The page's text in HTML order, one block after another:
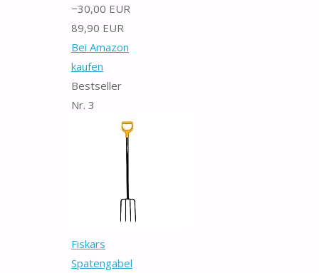
−30,00 EUR
89,90 EUR
Bei Amazon
kaufen
Bestseller
Nr. 3
Fiskars
Spatengabel